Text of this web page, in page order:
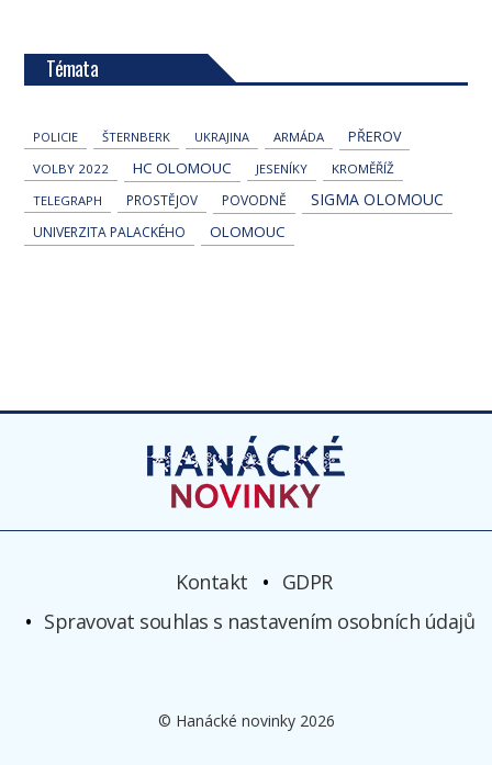
Témata
POLICIE ŠTERNBERK UKRAJINA ARMÁDA PŘEROV
VOLBY 2022 HC OLOMOUC JESENÍKY
KROMĚŘÍŽ
TELEGRAPH
PROSTĚJOV POVODNĚ SIGMA OLOMOUC
UNIVERZITA PALACKÉHO OLOMOUC
Kontakt
GDPR
Spravovat souhlas s nastavením osobních údajů
© Hanácké novinky 2026